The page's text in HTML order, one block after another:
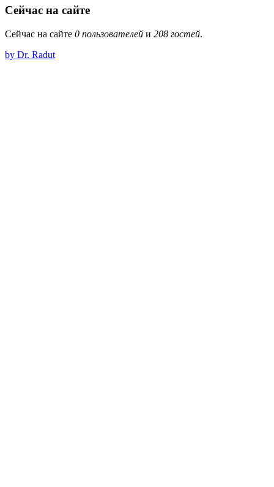
Сейчас на сайте
Сейчас на сайте 0 пользователей и 208 гостей.
by Dr. Radut